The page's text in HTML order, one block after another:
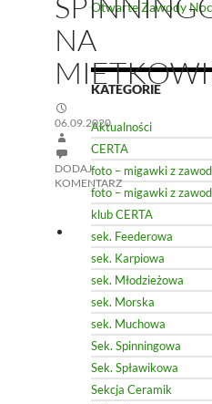
NA
06.09.2020
DODAJ
KOMENTARZ
Otwarte Zawody
KATEGORIE
Aktualności
CERTA
foto – migawki z
foto – migawki z
klub CERTA
sek. Feederowa
sek. Karpiowa
sek. Młodzieżowa
sek. Morska
sek. Muchowa
Sek. Spinningowa
Sek. Spławikowa
Sekcja Ceramik